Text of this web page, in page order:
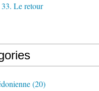
Le retour
(20)